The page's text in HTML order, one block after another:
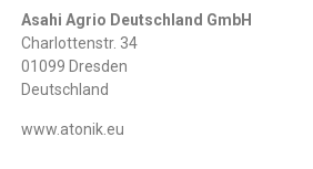
Asahi Agrio Deutschland GmbH
Charlottenstr. 34
01099 Dresden
Deutschland
www.atonik.eu